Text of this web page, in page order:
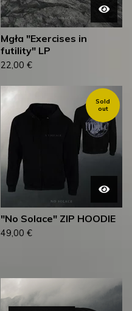
Mgła "Exercises in
futility" LP
22,00 €
Sold
out
"No Solace" ZIP HOODIE
49,00 €